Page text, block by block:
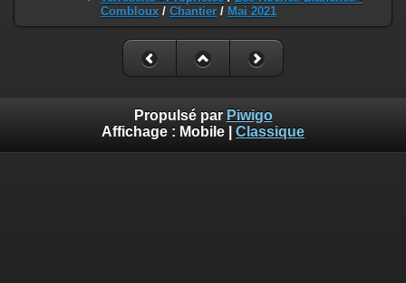
Combloux / Chantier / Mai 2021
Propulsé par Piwigo
Affichage : Mobile Classique